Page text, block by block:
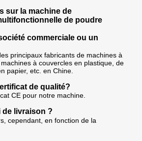
sur la machine de
de poudre
commerciale ou un
principaux fabricants de machines à
à couvercles en plastique, de
papier, etc. en Chine.
de qualité?
CE pour notre machine.
de livraison ?
cependant, en fonction de la